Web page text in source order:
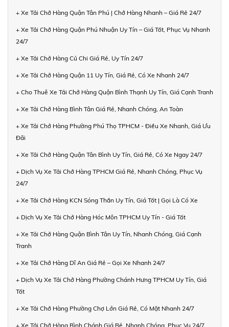
+ Xe Tải Chở Hàng Quận Tân Phú | Chở Hàng Nhanh – Giá Rẻ 24/7
+ Xe Tải Chở Hàng Quận Phú Nhuận Uy Tín – Giá Tốt, Phục Vụ Nhanh
24/7
+ Xe Tải Chở Hàng Củ Chi Giá Rẻ, Uy Tín 24/7
+ Xe Tải Chở Hàng Quận 11 Uy Tín, Giá Rẻ, Có Xe Nhanh 24/7
+ Cho Thuê Xe Tải Chở Hàng Quận Bình Thạnh Uy Tín, Giá Cạnh Tranh
+ Xe Tải Chở Hàng Bình Tân Giá Rẻ, Nhanh Chóng, An Toàn
+ Xe Tải Chở Hàng Phường Phú Thọ TPHCM - Điều Xe Nhanh, Giá Ưu
Đãi
+ Xe Tải Chở Hàng Quận Tân Bình Uy Tín, Giá Rẻ, Có Xe Ngay 24/7
+ Dịch Vụ Xe Tải Chở Hàng TPHCM Giá Rẻ, Nhanh Chóng, Phục Vụ
24/7
+ Xe Tải Chở Hàng KCN Sóng Thần Uy Tín, Giá Tốt | Gọi Là Có Xe
+ Dịch Vụ Xe Tải Chở Hàng Hóc Môn TPHCM Uy Tín - Giá Tốt
+ Xe Tải Chở Hàng Quận Bình Tân Uy Tín, Nhanh Chóng, Giá Cạnh
Tranh
+ Xe Tải Chở Hàng Dĩ An Giá Rẻ – Gọi Xe Nhanh 24/7
+ Dịch Vụ Xe Tải Chở Hàng Phường Chánh Hưng TPHCM Uy Tín, Giá
Tốt
+ Xe Tải Chở Hàng Phường Chợ Lớn Giá Rẻ, Có Mặt Nhanh 24/7
+ Xe Tải Chở Hàng Bình Chánh Giá Rẻ, Nhanh Chóng, Phục Vụ 24/7